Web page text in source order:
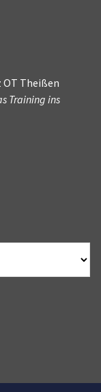
OT Theißen
Training ins